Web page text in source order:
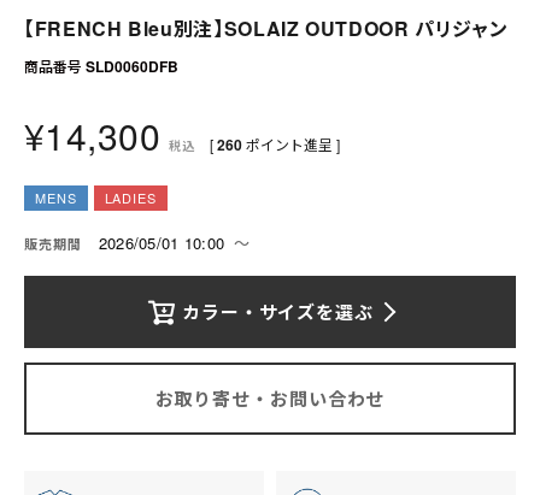
【FRENCH Bleu別注】SOLAIZ OUTDOOR パリジャン
商品番号 SLD0060DFB
¥14,300 税込 [260ポイント進呈 ]
MENS LADIES
販売期間 2026/05/01 10:00 〜
カラー・サイズを選ぶ
お取り寄せ・お問い合わせ